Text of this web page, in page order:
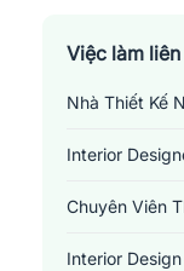
Việc làm
Nhà Thiết Kế
Interior
Chuyên Viên
Interior